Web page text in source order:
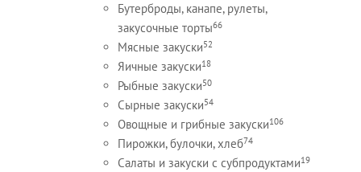
Бутерброды, канапе, рулеты,
закусочные торты66
Мясные закуски52
Яичные закуски18
Рыбные закуски50
Сырные закуски54
Овощные и грибные закуски106
Пирожки, булочки, хлеб74
Салаты и закуски с субпродуктами19